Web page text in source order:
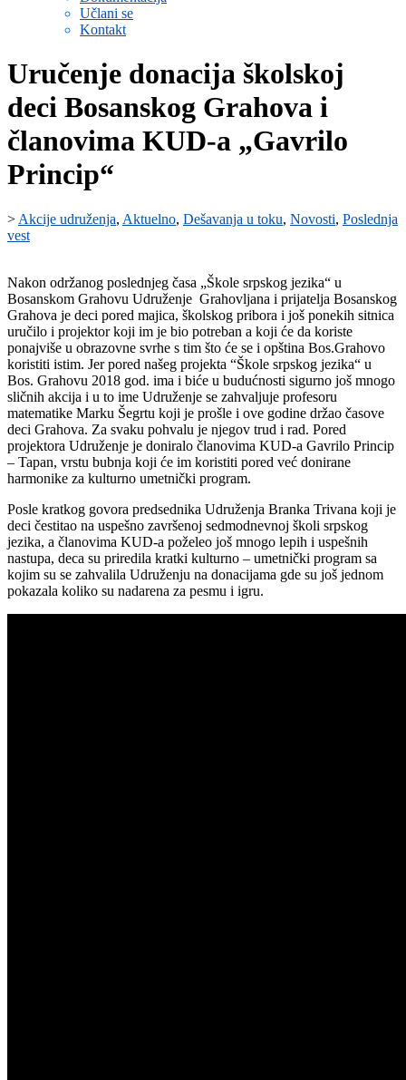
Učlani se
Kontakt
Uručenje donacija školskoj
deci Bosanskog Grahova i
članovima KUD-a „Gavrilo
Princip“
> Akcije udruženja, Aktuelno, Dešavanja u toku, Novosti, Poslednja
vest
Nakon održanog poslednjeg časa „Škole srpskog jezika“ u
Bosanskom Grahovu Udruženje Grahovljana i prijatelja Bosanskog
Grahova je deci pored majica, školskog pribora i još ponekih sitnica
uručilo i projektor koji im je bio potreban a koji će da koriste
ponajviše u obrazovne svrhe s tim što će se i opština Bos.Grahovo
koristiti istim. Jer pored našeg projekta “Škole srpskog jezika“ u
Bos. Grahovu 2018 god. ima i biće u budućnosti sigurno još mnogo
sličnih akcija i u to ime Udruženje se zahvaljuje profesoru
matematike Marku Šegrtu koji je prošle i ove godine držao časove
deci Grahova. Za svaku pohvalu je njegov trud i rad. Pored
projektora Udruženje je doniralo članovima KUD-a Gavrilo Princip
– Tapan, vrstu bubnja koji će im koristiti pored već donirane
harmonike za kulturno umetnički program.
Posle kratkog govora predsednika Udruženja Branka Trivana koji je
deci čestitao na uspešno završenoj sedmodnevnoj školi srpskog
jezika, a članovima KUD-a poželeo još mnogo lepih i uspešnih
nastupa, deca su priredila kratki kulturno – umetnički program sa
kojim su se zahvalila Udruženju na donacijama gde su još jednom
pokazala koliko su nadarena za pesmu i igru.